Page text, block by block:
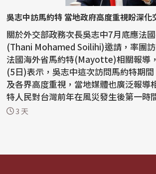
吳志中訪馬約特 當地政府高度重視盼深化
關於外交部政務次長吳志中7月底應法
(Thani Mohamed Soilihi)邀請，率團
法國海外省馬約特(Mayotte)相關報導
(5日)表示，吳志中這次訪問馬約特期
及各界高度重視，當地媒體也廣泛報導
特人民對台灣前年在風災發生後第一時
感謝，...
3 天